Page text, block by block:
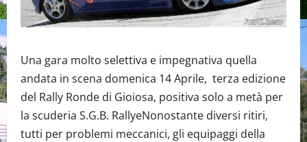
Una gara molto selettiva e impegnativa quella
andata in scena domenica 14 Aprile, terza edizione
del Rally Ronde di Gioiosa, positiva solo a metà per
la scuderia S.G.B. RallyeNonostante diversi ritiri,
tutti per problemi meccanici, gli equipaggi della